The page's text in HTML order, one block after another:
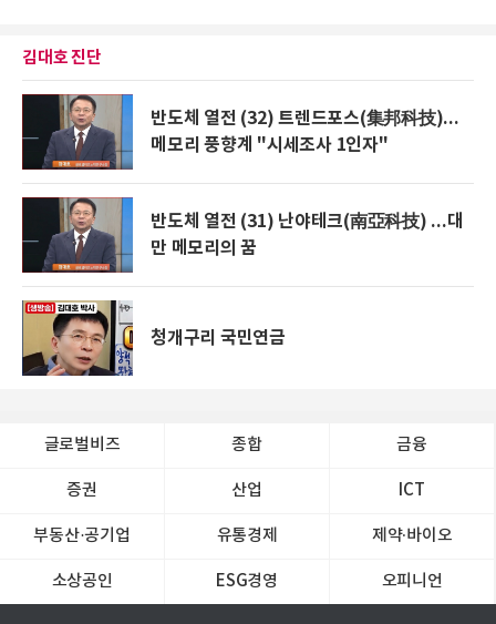
김대호 진단
반도체 열전 (32) 트렌드포스(集邦科技)...
메모리 풍향계 "시세조사 1인자"
반도체 열전 (31) 난야테크(南亞科技) ...대
만 메모리의 꿈
청개구리 국민연금
글로벌비즈 종합 금융
증권 산업 ICT
부동산·공기업 유통경제 제약∙바이오
소상공인 ESG경영 오피니언